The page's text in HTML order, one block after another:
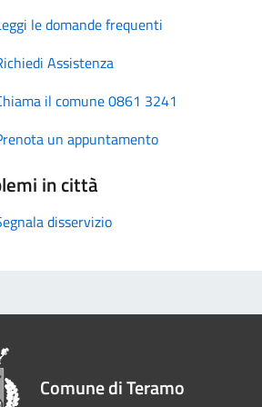
le domande frequenti
Assistenza
il comune 0861 3241
un appuntamento
in città
disservizio
Comune di Teramo